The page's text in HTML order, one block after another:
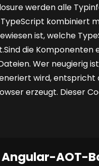
werden alle
kombiniert
ist, welche
die
Wer neugierig
wird,
erzeugt. Dieser
Angular-AOT-